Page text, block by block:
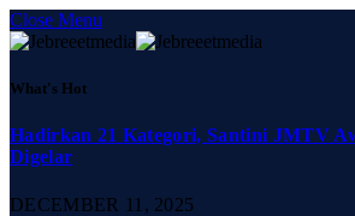
Close Menu
What's Hot
Hadirkan 21 Kategori, Santini JMTV
Digelar
DECEMBER 11, 2025